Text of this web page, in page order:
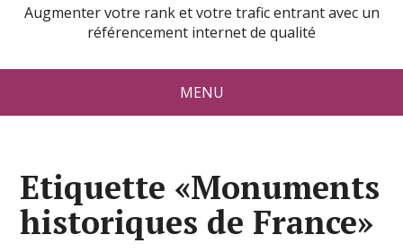
Augmenter votre rank et votre trafic entrant avec un
référencement internet de qualité
MENU
Etiquette «Monuments
historiques de France»